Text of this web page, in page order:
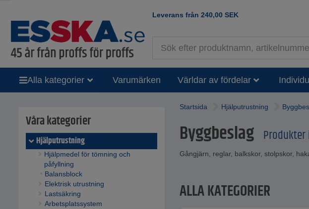
Leverans från 240,00 SEK
Alla kategorier Varumärken Världar av fördelar
Våra kategorier
Hjälputrustning
Hjälpmedel för tömning och
påfyllning
Balansblock
Elektrisk utrustning
Lastsäkring
Arbetsplatssystem
Startsida Hjälputrustning
Byggbeslag
Gångjärn, reglar, balkskor, stolpskor,
ALLA KATEGORIER